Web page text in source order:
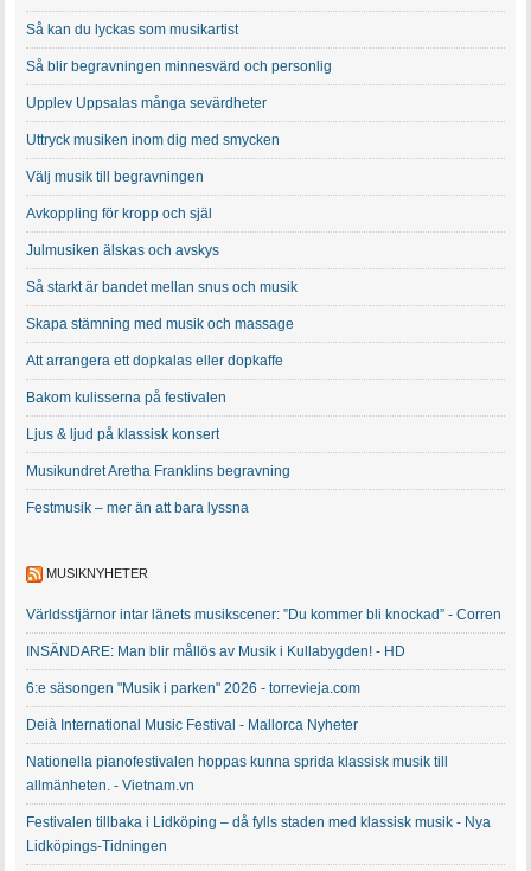
Så kan du lyckas som musikartist
Så blir begravningen minnesvärd och personlig
Upplev Uppsalas många sevärdheter
Uttryck musiken inom dig med smycken
Välj musik till begravningen
Avkoppling för kropp och själ
Julmusiken älskas och avskys
Så starkt är bandet mellan snus och musik
Skapa stämning med musik och massage
Att arrangera ett dopkalas eller dopkaffe
Bakom kulisserna på festivalen
Ljus & ljud på klassisk konsert
Musikundret Aretha Franklins begravning
Festmusik – mer än att bara lyssna
MUSIKNYHETER
Världsstjärnor intar länets musikscener: ”Du kommer bli knockad” - Corren
INSÄNDARE: Man blir mållös av Musik i Kullabygden! - HD
6:e säsongen "Musik i parken" 2026 - torrevieja.com
Deià International Music Festival - Mallorca Nyheter
Nationella pianofestivalen hoppas kunna sprida klassisk musik till
allmänheten. - Vietnam.vn
Festivalen tillbaka i Lidköping – då fylls staden med klassisk musik - Nya
Lidköpings-Tidningen